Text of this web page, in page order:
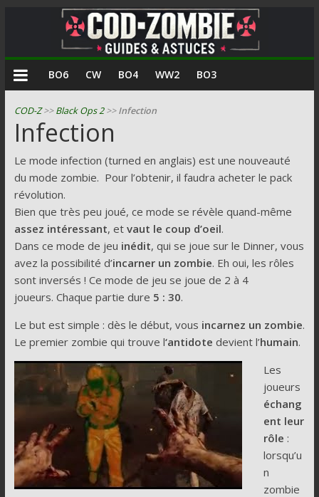
COD
Zombie
Guides
astuces
pour
le
mode
zombie
de
Call
of
Duty
BO6 CW BO4 WW2 BO3
COD-Z>>Black Ops 2>>Infection
Infection
Le mode infection (turned en anglais) est une nouveauté
du mode zombie. Pour l’obtenir, il faudra acheter le pack
révolution.
Bien que très peu joué, ce mode se révèle quand-même
assez intéressant, et vaut le coup d’oeil.
Dans ce mode de jeu inédit, qui se joue sur le Dinner, vous
avez la possibilité d’incarner un zombie. Eh oui, les rôles
sont inversés ! Ce mode de jeu se joue de 2 à 4
joueurs. Chaque partie dure 5 : 30.
Le but est simple : dès le début, vous incarnez un zombie.
Le premier zombie qui trouve l‘antidote devient l’humain.
Les
joueurs
échang
ent leur
rôle :
lorsqu’u
n
zombie